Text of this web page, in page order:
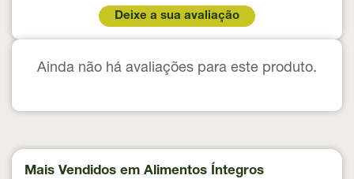
Deixe a sua avaliação
Ainda não há avaliações para este produto.
Mais Vendidos em Alimentos Íntegros